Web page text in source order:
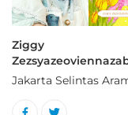
Ziggy
Jakarta Selintas